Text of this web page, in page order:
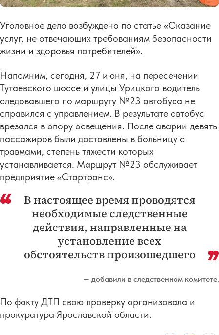
Уголовное дело возбуждено по статье «Оказание
услуг, не отвечающих требованиям безопасности
жизни и здоровья потребителей».
Напомним, сегодня, 27 июня, на пересечении
Тутаевского шоссе и улицы Урицкого водитель
следовавшего по маршруту №23 автобуса не
справился с управлением. В результате автобус
врезался в опору освещения. После аварии девять
пассажиров были доставлены в больницу с
травмами, степень тяжести которых
устанавливается. Маршрут №23 обслуживает
предприятие «Стартранс».
В настоящее время проводятся
необходимые следственные
действия, направленные на
установление всех
обстоятельств произошедшего
— добавили в следственном комитете.
По факту ДТП свою проверку организовала и
прокуратура Ярославской области.